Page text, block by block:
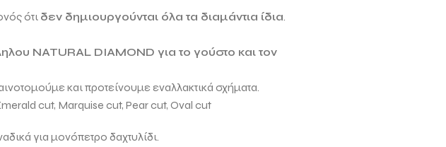
ότι δεν δημιουργούνται όλα τα διαμάντια ίδια.
NATURAL DIAMOND για το γούστο και τον
και προτείνουμε εναλλακτικά σχήματα.
cut, Marquise cut, Pear cut, Oval cut
για μονόπετρο δαχτυλίδι.